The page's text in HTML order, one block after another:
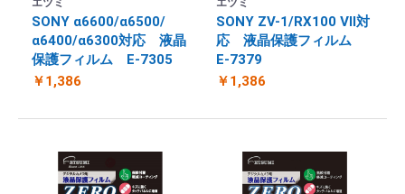
SONY α6600/α6500/
α6400/α6300対応 液晶
保護フィルム E-7305
￥1,386
SONY ZV-1/RX100 Ⅶ対
応 液晶保護フィルム
E-7379
￥1,386